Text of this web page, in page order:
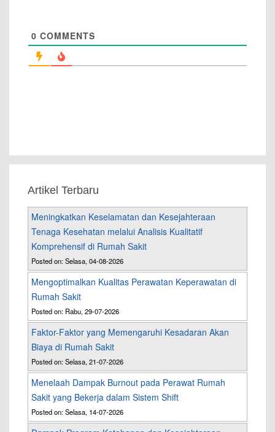
0 COMMENTS
Artikel Terbaru
Meningkatkan Keselamatan dan Kesejahteraan
Tenaga Kesehatan melalui Analisis Kualitatif
Komprehensif di Rumah Sakit
Posted on: Selasa, 04-08-2026
Mengoptimalkan Kualitas Perawatan Keperawatan di
Rumah Sakit
Posted on: Rabu, 29-07-2026
Faktor-Faktor yang Memengaruhi Kesadaran Akan
Biaya di Rumah Sakit
Posted on: Selasa, 21-07-2026
Menelaah Dampak Burnout pada Perawat Rumah
Sakit yang Bekerja dalam Sistem Shift
Posted on: Selasa, 14-07-2026